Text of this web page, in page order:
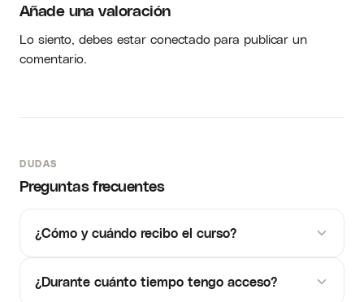
Añade una valoración
Lo siento, debes estarconectadopara publicar un
comentario.
DUDAS
Preguntas frecuentes
¿Cómo y cuándo recibo el curso?
¿Durante cuánto tiempo tengo acceso?